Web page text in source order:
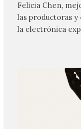
Felicia Chen,
las productoras y
la electrónica